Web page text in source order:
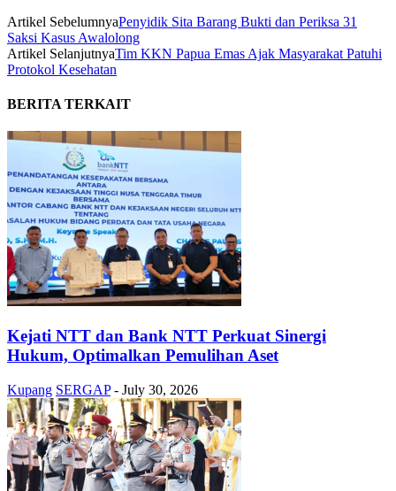
Artikel SebelumnyaPenyidik Sita Barang Bukti dan Periksa 31
Saksi Kasus Awalolong
Artikel SelanjutnyaTim KKN Papua Emas Ajak Masyarakat Patuhi
Protokol Kesehatan
BERITA TERKAIT
Kejati NTT dan Bank NTT Perkuat Sinergi
Hukum, Optimalkan Pemulihan Aset
Kupang SERGAP - July 30, 2026